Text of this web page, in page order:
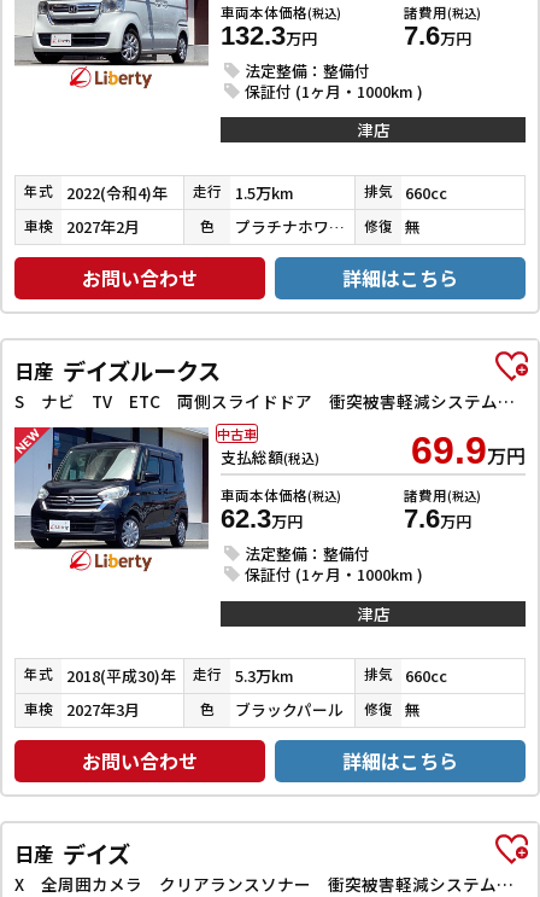
車両本体価格(税込)
132.3万円
諸費用(税込)
7.6万円
法定整備：整備付
保証付 (1ヶ月・1000km )
津店
年式 2022(令和4)年 走行 1.5万km 排気 660cc
車検 2027年2月 色 プラチナホワイトパール 修復 無
お問い合わせ 詳細はこちら
日産 デイズルークス
S ナビ TV ETC 両側スライドドア 衝突被害軽減システム キーレスエントリー アイドリングストップ 電動格納ミラー CVT ESC CD USB ミュージックプレイヤー接続可
支払総額(税込) 69.9万円
車両本体価格(税込)
62.3万円
諸費用(税込)
7.6万円
法定整備：整備付
保証付 (1ヶ月・1000km )
中古車
津店
年式 2018(平成30)年 走行 5.3万km 排気 660cc
車検 2027年3月 色 ブラックパール 修復 無
お問い合わせ 詳細はこちら
日産 デイズ
X 全周囲カメラ クリアランスソナー 衝突被害軽減システム オートライト スマートキー アイドリングストップ 電動格納ミラー ベンチシート CVT 盗難防止システム ABS ESC CD アルミホイール